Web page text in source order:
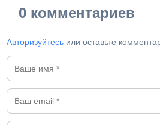
0 комментариев
Авторизуйтесь или оставьте